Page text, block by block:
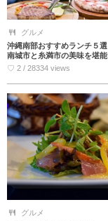
グルメ
沖縄南部おすすめランチ５選
南城市と糸満市の美味を堪能
♡ 2 / 28334 views
グルメ